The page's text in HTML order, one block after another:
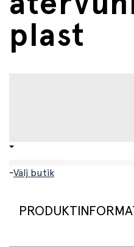
plast
-Välj butik